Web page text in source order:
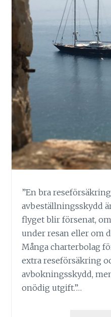
”En bra
avbeställningsskydd
flyget blir försenat,
under resan eller om
Många charterbolag
extra reseförsäkring
avbokningsskydd,
onödig utgift.”…